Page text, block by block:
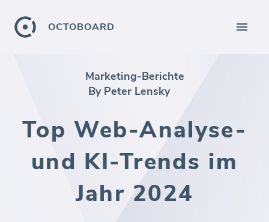
OCTOBOARD
Marketing-Berichte
By Peter Lensky
Top Web-Analyse-
und KI-Trends im
Jahr 2024